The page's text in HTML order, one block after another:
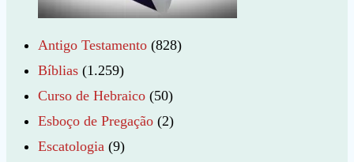
Antigo Testamento (828)
Bíblias (1.259)
Curso de Hebraico (50)
Esboço de Pregação (2)
Escatologia (9)